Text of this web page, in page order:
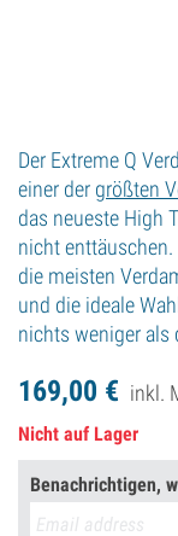
Der Extreme Q
einer der größten
das neueste High
nicht
die meisten
und die ideale
nichts weniger als
169,00 € inkl.
Nicht auf Lager
Benachrichtigen,